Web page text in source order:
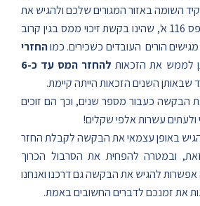
השומה באזור המגורים שלכם ולהגיש את
הבקשה על ידי מילוי טופס 116 א', שהינו בקשת זיכוי ממס בגין קרוב
הורים העובדים כשכירים. כמוהחזרי
לממש את הזכאות
להחזר המס עד כ-6
שבאותן השנים הזכאות הייתה קיימת.
הבקשה כעבור מספר שנים, וכך הם זוכים
עשרות אלפי שקלים!
באופן עצמאי את הבקשה לקבלת החזר
זאת, ובמטרה להפחית את הסרבול הכרוך
להגיש את הבקשה גם דרכנו ואנחנו
את זמנכם לדברים החשובים באמת.